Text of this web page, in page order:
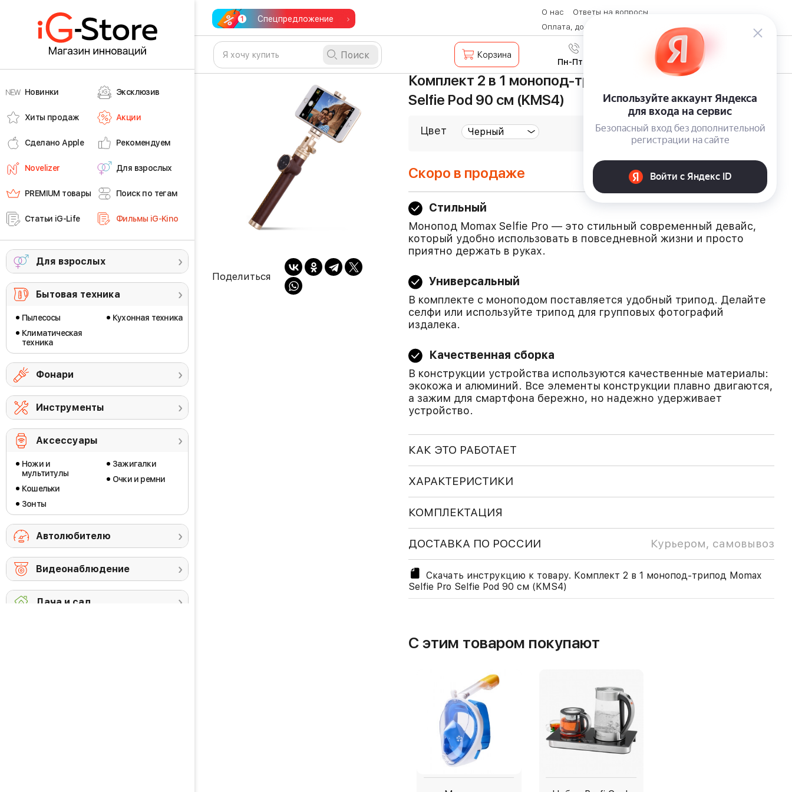
Новинки Эксклюзив
Хиты продаж Акции
Сделано Apple Рекомендуем
Novelizer Для взрослых
PREMIUM товары Поиск по тегам
Статьи iG-Life Фильмы iG-Kino
Для взрослых
Бытовая техника
Пылесосы
Климатическая
техника
Кухонная техника
Фонари
Инструменты
Аксессуары
Ножи и
мультитулы
Кошельки
Зонты
Зажигалки
Очки и ремни
Автолюбителю
Видеонаблюдение
Дача и сад
Спецпредложение
О нас
Ответы на вопросы
Оплата, доставка и возврат товара
Контакты
Поиск Корзина 8 (800) 600-28-07
Пн-Пт с 9:00 до 19:00
Поделиться
Комплект 2 в 1 монопод-трипод Momax Selfie Pro
Selfie Pod 90 см (KMS4)
Цвет
Скоро в продаже
Стильный
Монопод Momax Selfie Pro — это стильный современный девайс,
который удобно использовать в повседневной жизни и просто
приятно держать в руках.
Универсальный
В комплекте с моноподом поставляется удобный трипод. Делайте
селфи или используйте трипод для групповых фотографий
издалека.
Качественная сборка
В конструкции устройства используются качественные материалы:
экокожа и алюминий. Все элементы конструкции плавно двигаются,
а зажим для смартфона бережно, но надежно удерживает
устройство.
КАК ЭТО РАБОТАЕТ
ХАРАКТЕРИСТИКИ
КОМПЛЕКТАЦИЯ
ДОСТАВКА ПО РОССИИ Курьером, самовывоз
Скачать инструкцию к товару. Комплект 2 в 1 монопод-трипод Momax
Selfie Pro Selfie Pod 90 см (KMS4)
С этим товаром покупают